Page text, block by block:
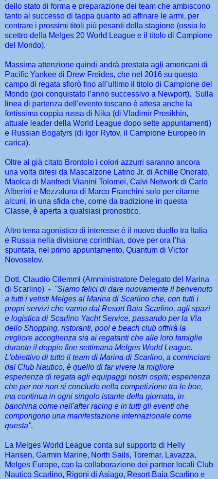
dello stato di forma e preparazione dei team che ambiscono
tanto al successo di tappa quanto ad affinare le armi, per
centrare i prossimi titoli più pesanti della stagione (ossia lo
scettro della Melges 20 World League e il titolo di Campione
del Mondo).
Massima attenzione quindi andrà prestata agli americani di
Pacific Yankee di Drew Freides, che nel 2016 su questo
campo di regata sfiorò fino all’ultimo il titolo di Campione del
Mondo (poi conquistato l’anno successivo a Newport). Sulla
linea di partenza dell’evento toscano è attesa anche la
fortissima coppia russa di Nika (di Vladimir Prosikhin,
attuale leader della World League dopo sette appuntamenti)
e Russian Bogatyrs (di Igor Rytov, il Campione Europeo in
carica).
Oltre al già citato Brontolo i colori azzurri saranno ancora
una volta difesi da Mascalzone Latino Jr. di Achille Onorato,
Maolca di Manfredi Vianini Tolomei, Calvi Network di Carlo
Alberini e Mezzaluna di Marco Franchini solo per citarne
alcuni, in una sfida che, come da tradizione in questa
Classe, è aperta a qualsiasi pronostico.
Altro tema agonistico di interesse è il nuovo duello tra Italia
e Russia nella divisione corinthian, dove per ora l’ha
spuntata, nel primo appuntamento, Quantum di Victor
Novoselov.
Dott. Claudio Cilemmi (Amministratore Delegato del Marina
di Scarlino) - "Siamo felici di dare nuovamente il benvenuto
a tutti i velisti Melges al Marina di Scarlino che, con tutti i
propri servizi che vanno dal Resort Baia Scarlino, agli spazi
e logistica di Scarlino Yacht Service, passando per la Via
dello Shopping, ristoranti, pool e beach club offrirà la
migliore accoglienza sia ai regatanti che alle loro famiglie
durante il doppio fine settimana Melges World League.
L'obiettivo di tutto il team di Marina di Scarlino, a cominciare
dal Club Nautico, è quello di far vivere la migliore
esperienza di regata agli equipaggi nostri ospiti; esperienza
che per noi non si conclude nella competizione tra le boe,
ma continua in ogni singolo istante della giornata, in
banchina come nell'after racing e in tutti gli eventi che
compongono una manifestazione internazionale come
questa".
La Melges World League conta sul supporto di Helly
Hansen, Garmin Marine, North Sails, Toremar, Lavazza,
Melges Europe, con la collaborazione dei partner locali Club
Nautico Scarlino, Rigoni di Asiago, Resort Baia Scarlino e